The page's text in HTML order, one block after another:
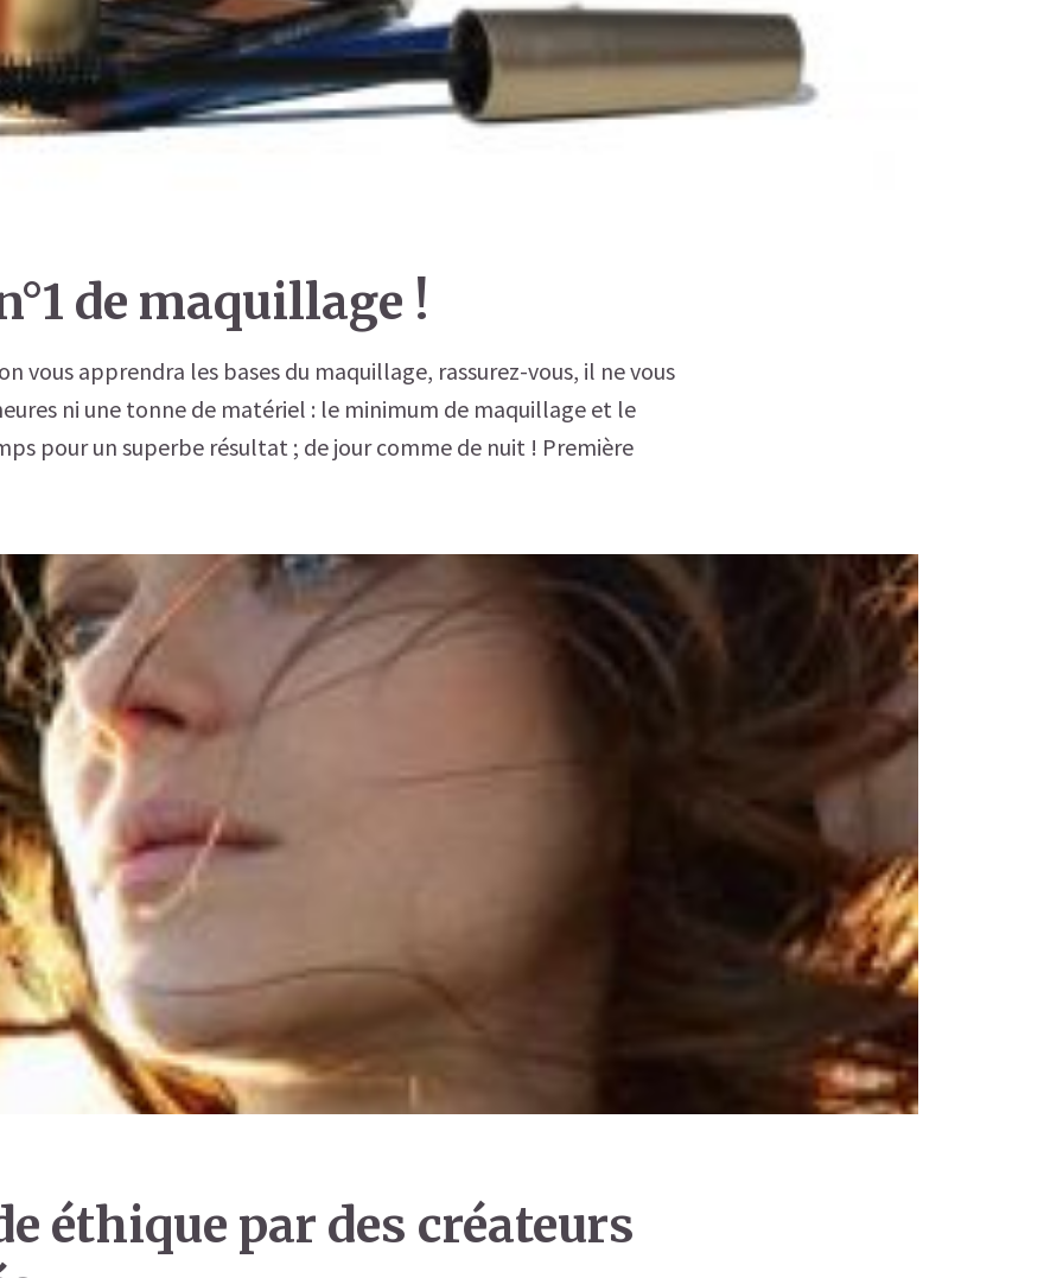
de maquillage !
vous apprendra les bases du maquillage, rassurez-vous, il ne vous
ni une tonne de matériel : le minimum de maquillage et le
pour un superbe résultat ; de jour comme de nuit ! Première
éthique par des créateurs